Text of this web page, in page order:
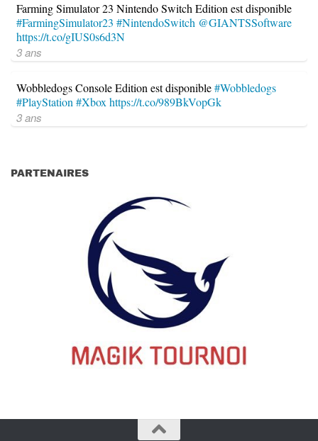
Farming Simulator 23 Nintendo Switch Edition est disponible
#FarmingSimulator23 #NintendoSwitch @GIANTSSoftware
https://t.co/gIUS0s6d3N
3 ans
Wobbledogs Console Edition est disponible#Wobbledogs
#PlayStation #Xbox https://t.co/989BkVopGk
3 ans
PARTENAIRES